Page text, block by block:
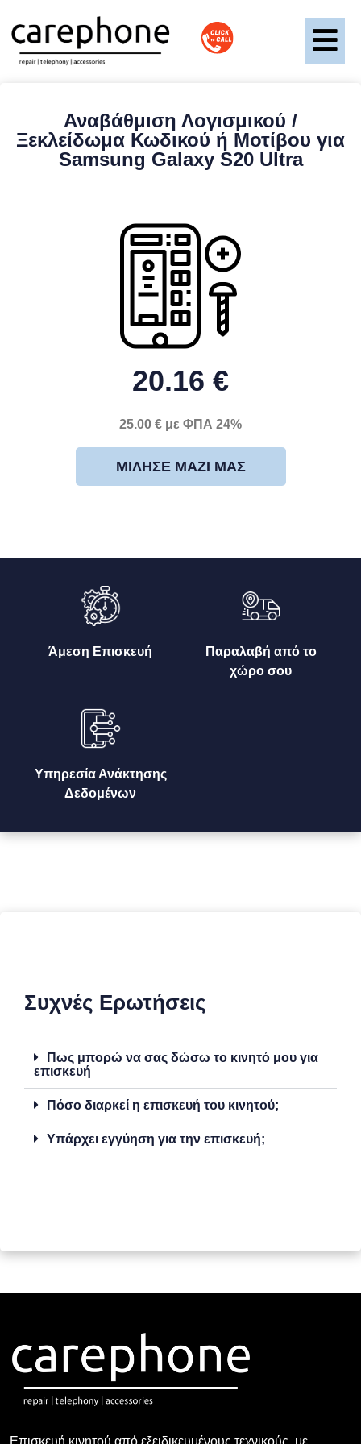
Αναβάθμιση Λογισμικού /
Ξεκλείδωμα Κωδικού ή Μοτίβου για
Samsung Galaxy S20 Ultra
20.16 €
25.00 € με ΦΠΑ 24%
ΜΊΛΗΣΕ ΜΑΖΊ ΜΑΣ
Άμεση Επισκευή
Παραλαβή από το
χώρο σου
Υπηρεσία Ανάκτησης
Δεδομένων
Συχνές Ερωτήσεις
Πως μπορώ να σας δώσω το κινητό μου για
επισκευή
Πόσο διαρκεί η επισκευή του κινητού;
Υπάρχει εγγύηση για την επισκευή;